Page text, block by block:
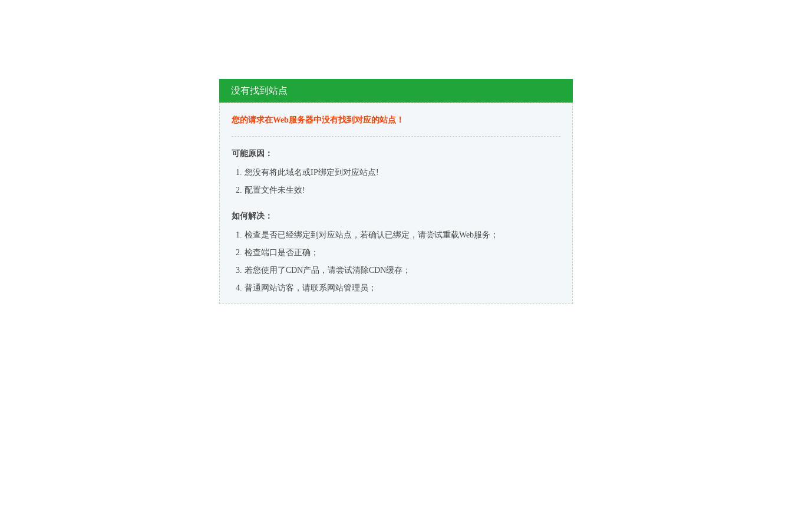
没有找到站点
您的请求在Web服务器中没有找到对应的站点！
可能原因：
您没有将此域名或IP绑定到对应站点!
配置文件未生效!
如何解决：
检查是否已经绑定到对应站点，若确认已绑定，请尝试重载Web服务；
检查端口是否正确；
若您使用了CDN产品，请尝试清除CDN缓存；
普通网站访客，请联系网站管理员；